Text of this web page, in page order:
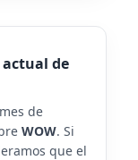
actual de
de
WOW. Si
que el